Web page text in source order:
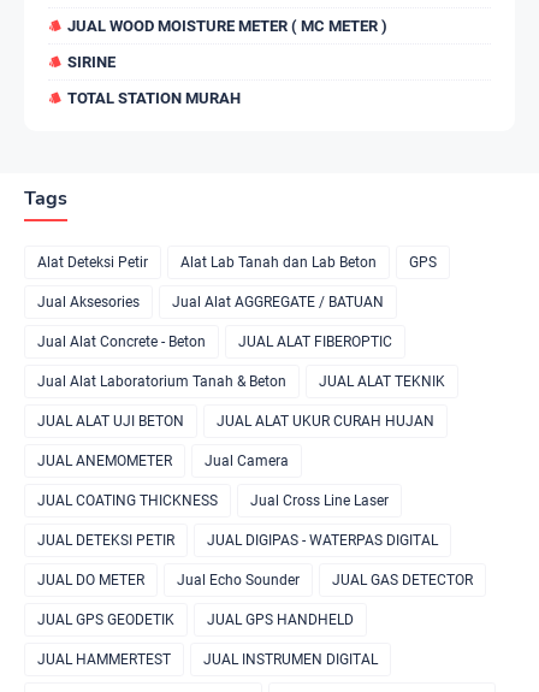
JUAL WOOD MOISTURE METER ( MC METER )
SIRINE
TOTAL STATION MURAH
Tags
Alat Deteksi Petir Alat Lab Tanah dan Lab Beton GPS
Jual Aksesories Jual Alat AGGREGATE / BATUAN
Jual Alat Concrete - Beton JUAL ALAT FIBEROPTIC
Jual Alat Laboratorium Tanah & Beton JUAL ALAT TEKNIK
JUAL ALAT UJI BETON JUAL ALAT UKUR CURAH HUJAN
JUAL ANEMOMETER Jual Camera
JUAL COATING THICKNESS Jual Cross Line Laser
JUAL DETEKSI PETIR JUAL DIGIPAS - WATERPAS DIGITAL
JUAL DO METER Jual Echo Sounder JUAL GAS DETECTOR
JUAL GPS GEODETIK JUAL GPS HANDHELD
JUAL HAMMERTEST JUAL INSTRUMEN DIGITAL